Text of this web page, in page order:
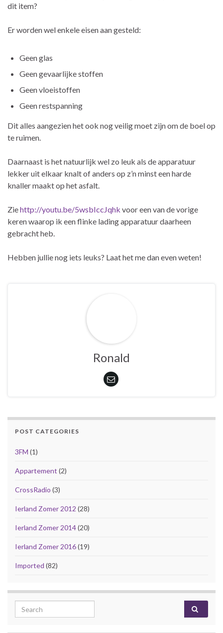
dit item?
Er worden wel enkele eisen aan gesteld:
Geen glas
Geen gevaarlijke stoffen
Geen vloeistoffen
Geen restspanning
Dit alles aangezien het ook nog veilig moet zijn om de boel op
te ruimen.
Daarnaast is het natuurlijk wel zo leuk als de apparatuur
lekker uit elkaar knalt of anders op z’n minst een harde
knaller maakt op het asfalt.
Ziehttp://youtu.be/5wsbIccJqhk voor een van de vorige
keren waarop ik een flinke lading apparatuur daarheen
gebracht heb.
Hebben jullie nog iets leuks? Laat het me dan even weten!
Ronald
POST CATEGORIES
3FM (1)
Appartement (2)
CrossRadio (3)
Ierland Zomer 2012 (28)
Ierland Zomer 2014(20)
Ierland Zomer 2016(19)
Imported (82)
Search for: